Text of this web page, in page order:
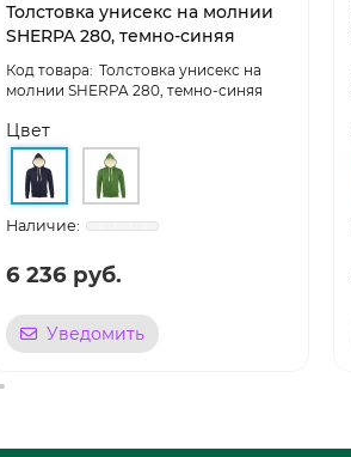
Толстовка унисекс на молнии
SHERPA 280, темно-синяя
Толстовка унисекс на
молнии SHERPA 280, темно-синяя
Цвет
6 236 руб.
Уведомить